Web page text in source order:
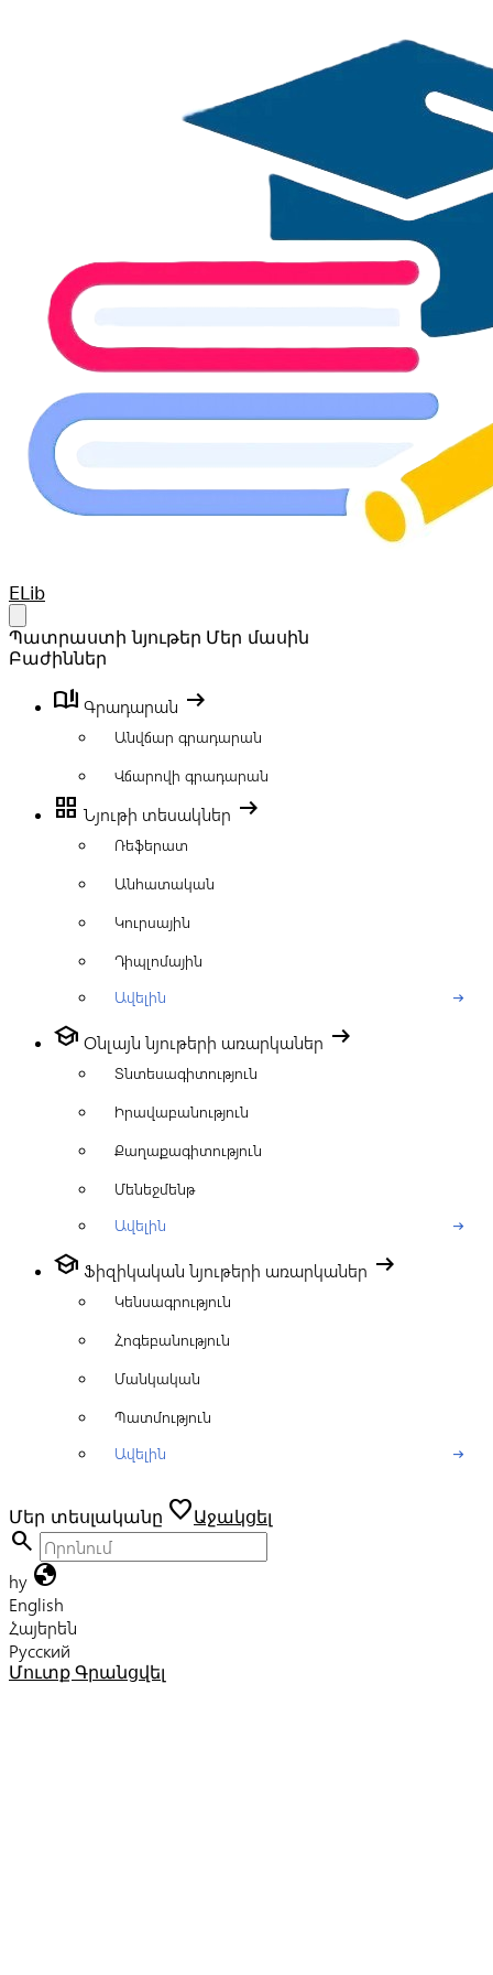
Your Company
ELib
Պատրաստի նյութեր Մեր մասին
Բաժիններ
book_ribbon Գրադարան arrow_right_alt
Անվճար գրադարան
Վճարովի գրադարան
grid_view Նյութի տեսակներ arrow_right_alt
Ռեֆերատ
Անհատական
Կուրսային
Դիպլոմային
Ավելին
arrow_right_alt
school Օնլայն նյութերի առարկաներ arrow_right_alt
Տնտեսագիտություն
Իրավաբանություն
Քաղաքագիտություն
Մենեջմենթ
Ավելին
arrow_right_alt
school Ֆիզիկական նյութերի առարկաներ arrow_right_alt
Կենսագրություն
Հոգեբանություն
Մանկական
Պատմություն
Ավելին
arrow_right_alt
Մեր տեսլականը favoriteԱջակցել
search
hy globe
English
Հայերեն
Русский
Մուտք Գրանցվել